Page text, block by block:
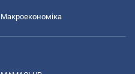
Макроекономіка